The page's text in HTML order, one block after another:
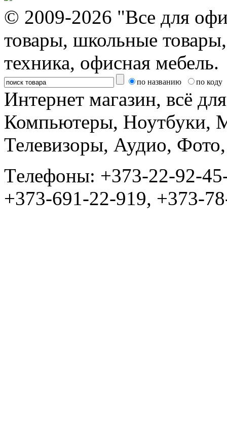
© 2009-2026 "Все для
товары, школьные
техника, офисная мебель.
по названию по коду
Интернет магазин, всё
Компьютеры, Ноутбуки,
Телевизоры, Аудио,
Tелефоны: +373-22-92-
+373-691-22-919, +373-